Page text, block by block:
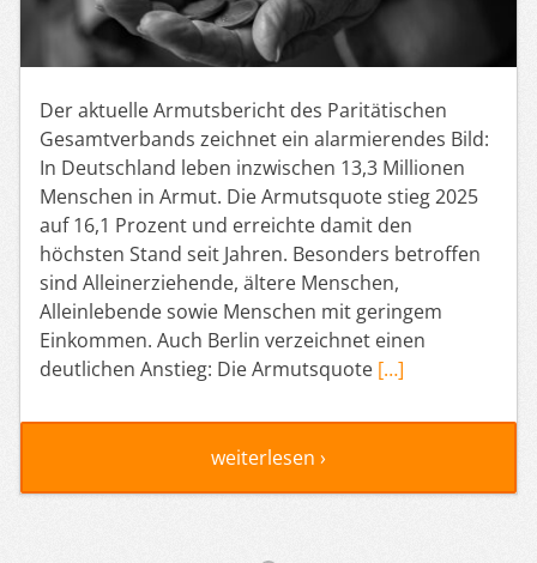
Der aktuelle Armutsbericht des Paritätischen
Gesamtverbands zeichnet ein alarmierendes Bild:
In Deutschland leben inzwischen 13,3 Millionen
Menschen in Armut. Die Armutsquote stieg 2025
auf 16,1 Prozent und erreichte damit den
höchsten Stand seit Jahren. Besonders betroffen
sind Alleinerziehende, ältere Menschen,
Alleinlebende sowie Menschen mit geringem
Einkommen. Auch Berlin verzeichnet einen
deutlichen Anstieg: Die Armutsquote […]
weiterlesen ›